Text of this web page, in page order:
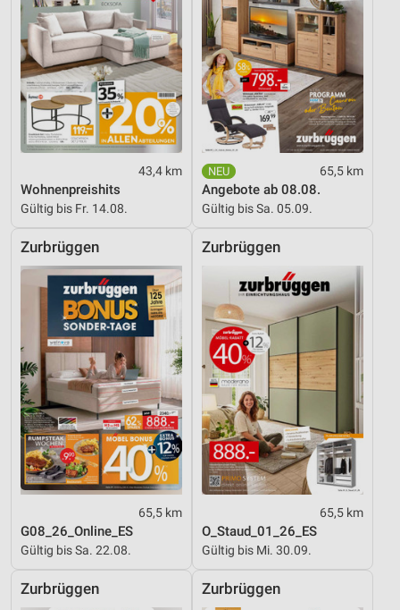
43,4 km
Wohnenpreishits
Gültig bis Fr. 14.08.
65,5 km
Angebote ab 08.08.
Gültig bis Sa. 05.09.
Zurbrüggen
65,5 km
G08_26_Online_ES
Gültig bis Sa. 22.08.
Zurbrüggen
65,5 km
O_Staud_01_26_ES
Gültig bis Mi. 30.09.
Zurbrüggen Zurbrüggen
Entwicklung und Verbesserung der Angebote
Verwendung reduzierter Daten zur Auswahl von
Inhalten
IAB-Besonderheiten:
Verwendung genauer Standortdaten
Geräte anhand von aktiv angeforderten
Informationen identifizieren
Nicht-IAB-Verarbeitungszwecke:
Notwendig
Performance
Funktional
Werbung